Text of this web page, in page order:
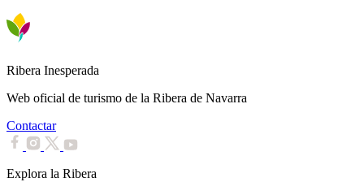
Ribera Inesperada
Web oficial de turismo de la Ribera de Navarra
Contactar
Explora la Ribera